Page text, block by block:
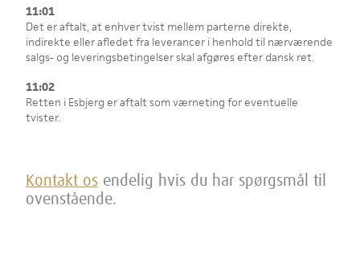
11:01
Det er aftalt, at enhver tvist mellem parterne direkte,
indirekte eller afledet fra leverancer i henhold til nærværende
salgs- og leveringsbetingelser skal afgøres efter dansk ret.
11:02
Retten i Esbjerg er aftalt som værneting for eventuelle
tvister.
Kontakt os endelig hvis du har spørgsmål til
ovenstående.